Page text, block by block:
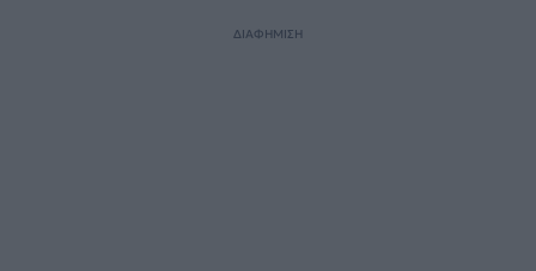
ΔΙΑΦΗΜΙΣΗ